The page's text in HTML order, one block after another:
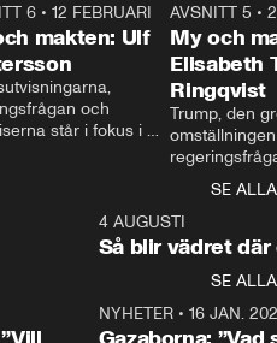
27:30
6 •12 FEBRUARI
makten: Ulf
och
står i fokus i
ställer
Ulf Kristersson
AVSNITT 5 •
My och
Elisabeth
Ringqvist
Trump, den
centrum i
avsnittet av
Makten”. Se
Aftonbladets
Rohwedder
Thand Ring
SE ALLA
4 AUGUSTI
Så blir vädret där
SE ALLA
NYHETER• 16 JAN.
Gazaborna: